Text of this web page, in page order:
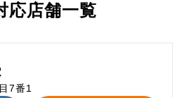
応店舗一覧
7番1